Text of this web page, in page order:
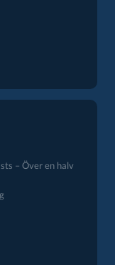
– Över en halv